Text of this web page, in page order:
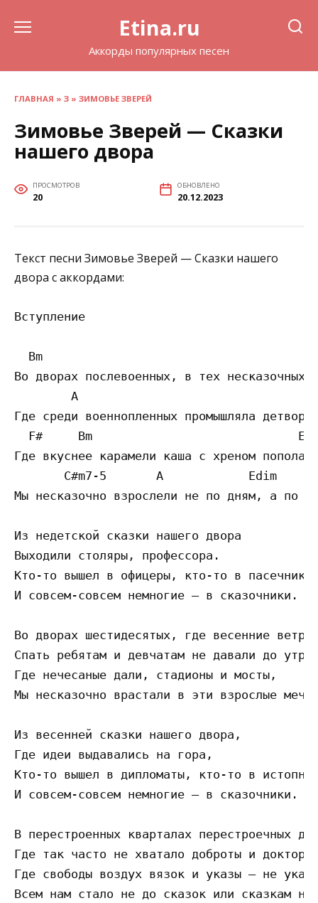
Etina.ru
Аккорды популярных песен
ГЛАВНАЯ » З » ЗИМОВЬЕ ЗВЕРЕЙ
Зимовье Зверей — Сказки
нашего двора
ПРОСМОТРОВ
20
ОБНОВЛЕНО
20.12.2023
Текст песни Зимовье Зверей — Сказки нашего
двора с аккордами:
Вступление
Bm
Во дворах послевоенных, в тех несказочных
A
Где среди военнопленных промышляла
F#     Bm
Где вкуснее карамели каша с хреном
C#m7-5       A            Edim
Мы несказочно взрослели не по дням, а по
Из недетской сказки нашего двора
Выходили столяры, профессора.
Кто-то вышел в офицеры, кто-то в
И совсем-совсем немногие – в сказочники.
Во дворах шестидесятых, где весенние ветра
Спать ребятам и девчатам не давали до
Где нечесаные дали, стадионы и мосты,
Мы несказочно врастали в эти взрослые
Из весенней сказки нашего двора,
Где идеи выдавались на гора,
Кто-то вышел в дипломаты, кто-то в
И совсем-совсем немногие – в сказочники.
В перестроенных кварталах перестроечных
Где так часто не хватало доброты и
Где свободы воздух вязок и указы — не
Всем нам стало не до сказок или сказкам